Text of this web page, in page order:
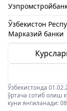
Ўзбекистон
Марказий банки
Ўзбекистонда
ўртача сотиб олиш
куни янгиланади: